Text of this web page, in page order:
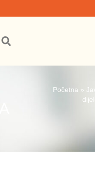
Početna»